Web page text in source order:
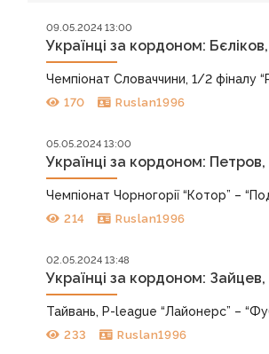
09.05.2024 13:00
Українці за кордоном:
Чемпіонат Словаччини, 1/2 фіналу
170 Ruslan1996
05.05.2024 13:00
Українці за кордоном:
Чемпіонат Чорногорії “Котор” –
214 Ruslan1996
02.05.2024 13:48
Українці за кордоном:
Тайвань, P-league “Лайонерс” –
233 Ruslan1996